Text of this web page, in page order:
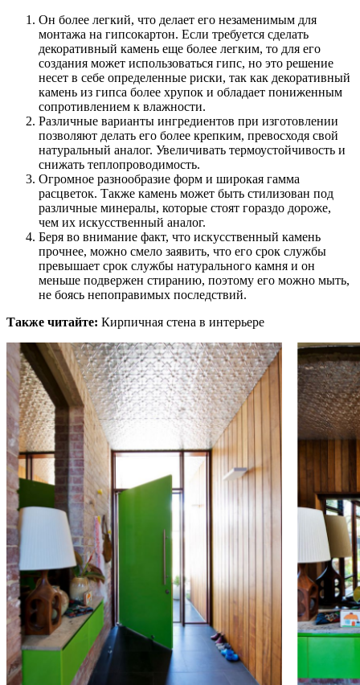
Он более легкий, что делает его незаменимым для
монтажа на гипсокартон. Если требуется сделать
декоративный камень еще более легким, то для его
создания может использоваться гипс, но это решение
несет в себе определенные риски, так как декоративный
камень из гипса более хрупок и обладает пониженным
сопротивлением к влажности.
Различные варианты ингредиентов при изготовлении
позволяют делать его более крепким, превосходя свой
натуральный аналог. Увеличивать термоустойчивость и
снижать теплопроводимость.
Огромное разнообразие форм и широкая гамма
расцветок. Также камень может быть стилизован под
различные минералы, которые стоят гораздо дороже,
чем их искусственный аналог.
Беря во внимание факт, что искусственный камень
прочнее, можно смело заявить, что его срок службы
превышает срок службы натурального камня и он
меньше подвержен стиранию, поэтому его можно мыть,
не боясь непоправимых последствий.
Также читайте: Кирпичная стена в интерьере